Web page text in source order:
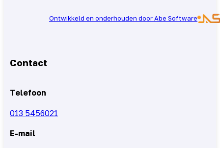
Ontwikkeld en onderhouden door Abe Software
Contact
Telefoon
013 5456021
E-mail